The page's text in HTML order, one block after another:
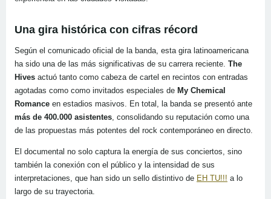
Una gira histórica con cifras récord
Según el comunicado oficial de la banda, esta gira latinoamericana
ha sido una de las más significativas de su carrera reciente. The
Hives actuó tanto como cabeza de cartel en recintos con entradas
agotadas como como invitados especiales de My Chemical
Romance en estadios masivos. En total, la banda se presentó ante
más de 400.000 asistentes, consolidando su reputación como una
de las propuestas más potentes del rock contemporáneo en directo.
El documental no solo captura la energía de sus conciertos, sino
también la conexión con el público y la intensidad de sus
interpretaciones, que han sido un sello distintivo de EH TU!!! a lo
largo de su trayectoria.